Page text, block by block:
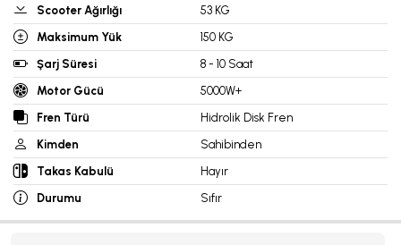
Scooter Ağırlığı
53 KG
Maksimum Yük
150 KG
Şarj Süresi
8 - 10 Saat
Motor Gücü
5000W+
Fren Türü
Hidrolik Disk Fren
Kimden
Sahibinden
Takas Kabulü
Hayır
Durumu
Sıfır